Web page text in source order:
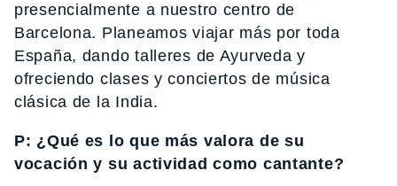
presencialmente a nuestro centro de
Barcelona. Planeamos viajar más por toda
España, dando talleres de Ayurveda y
ofreciendo clases y conciertos de música
clásica de la India.
P: ¿Qué es lo que más valora de su
vocación y su actividad como cantante?